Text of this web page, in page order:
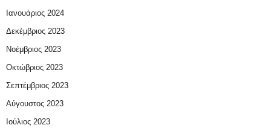
Ιανουάριος 2024
Δεκέμβριος 2023
Νοέμβριος 2023
Οκτώβριος 2023
Σεπτέμβριος 2023
Αύγουστος 2023
Ιούλιος 2023